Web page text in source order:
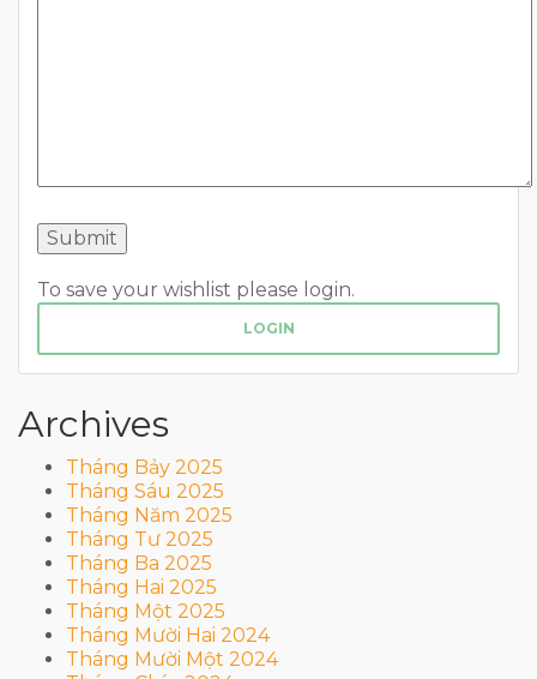
To save your wishlist please login.
LOGIN
Archives
Tháng Bảy 2025
Tháng Sáu 2025
Tháng Năm 2025
Tháng Tư 2025
Tháng Ba 2025
Tháng Hai 2025
Tháng Một 2025
Tháng Mười Hai 2024
Tháng Mười Một 2024